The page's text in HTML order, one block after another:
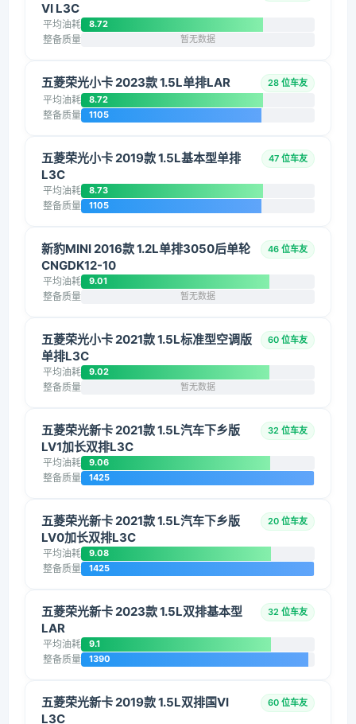
VI L3C
平均油耗 8.72
整备质量 暂无数据
五菱荣光小卡 2023款 1.5L单排LAR 28 位车友
平均油耗 8.72
整备质量 1105
五菱荣光小卡 2019款 1.5L基本型单排
L3C
47 位车友
平均油耗 8.73
整备质量 1105
新豹MINI 2016款 1.2L单排3050后单轮
CNGDK12-10
46 位车友
平均油耗 9.01
整备质量 暂无数据
五菱荣光小卡 2021款 1.5L标准型空调版
单排L3C
60 位车友
平均油耗 9.02
整备质量 暂无数据
五菱荣光新卡 2021款 1.5L汽车下乡版
LV1加长双排L3C
32 位车友
平均油耗 9.06
整备质量 1425
五菱荣光新卡 2021款 1.5L汽车下乡版
LV0加长双排L3C
20 位车友
平均油耗 9.08
整备质量 1425
五菱荣光新卡 2023款 1.5L双排基本型
LAR
32 位车友
平均油耗 9.1
整备质量 1390
五菱荣光新卡 2019款 1.5L双排国VI
L3C
60 位车友